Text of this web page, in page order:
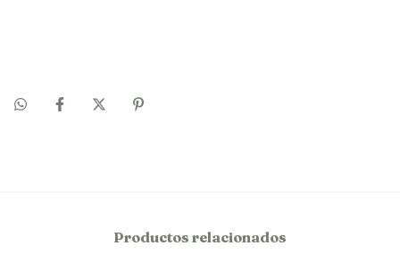
Productos relacionados